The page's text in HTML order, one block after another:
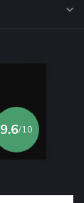
9.6/10